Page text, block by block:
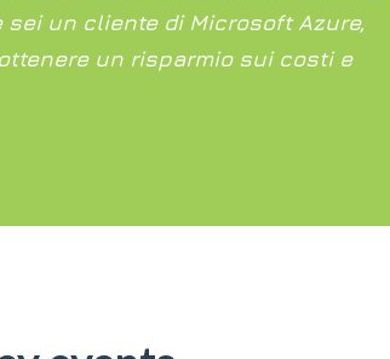
un cliente di Microsoft Azure,
un risparmio sui costi e